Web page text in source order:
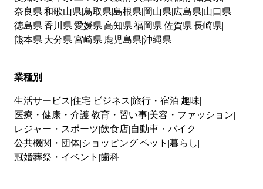
奈良県 和歌山県 鳥取県 島根県 岡山県 広島県 山口県
徳島県 香川県 愛媛県 高知県 福岡県 佐賀県 長崎県
熊本県 大分県 宮崎県 鹿児島県 沖縄県
業種別
生活サービス 住宅 ビジネス 旅行・宿泊 趣味
医療・健康・介護教育・習い事 美容・ファッション
レジャー・スポーツ 飲食店 自動車・バイク
公共機関・団体 ショッピングペット 暮らし
冠婚葬祭・イベント 歯科